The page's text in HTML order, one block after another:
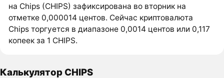
на Chips (CHIPS) зафиксирована во вторник на
отметке 0,000014 центов. Сейчас криптовалюта
Chips торгуется в диапазоне 0,0014 центов или 0,117
копеек за 1 CHIPS.
Калькулятор CHIPS